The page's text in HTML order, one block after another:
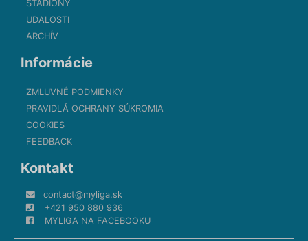
ŠTADIÓNY
UDALOSTI
ARCHÍV
Informácie
ZMLUVNÉ PODMIENKY
PRAVIDLÁ OCHRANY SÚKROMIA
COOKIES
FEEDBACK
Kontakt
contact@myliga.sk
+421 950 880 936
MYLIGA NA FACEBOOKU